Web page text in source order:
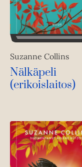
Suzanne Collins
Nälkäpeli
(erikoislaitos)